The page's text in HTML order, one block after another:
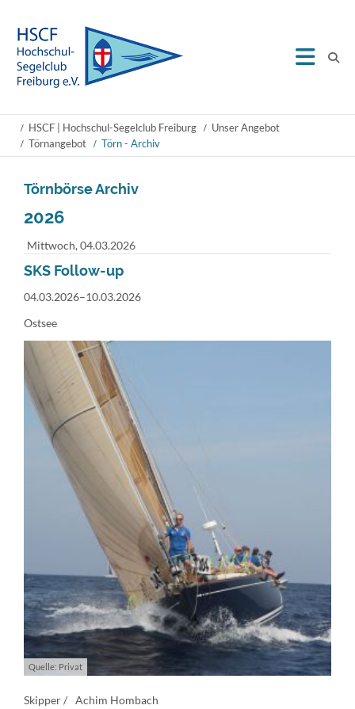
HSCF | Hochschul-Segelclub Freiburg
Unser Angebot
Törnangebot
Törn - Archiv
Törnbörse Archiv
2026
Mittwoch,04.03.2026
SKS Follow-up
04.03.2026–10.03.2026
Ostsee
Quelle: Privat
Skipper / Achim Hombach